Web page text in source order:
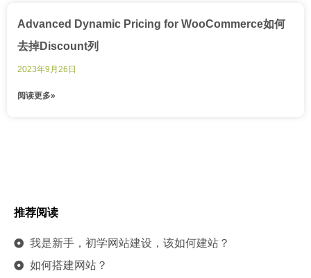
Advanced Dynamic Pricing for WooCommerce如何
去掉Discount列
2023年9月26日
阅读更多»
推荐阅读
我是新手，初学网站建设，该如何建站？
如何搭建网站？